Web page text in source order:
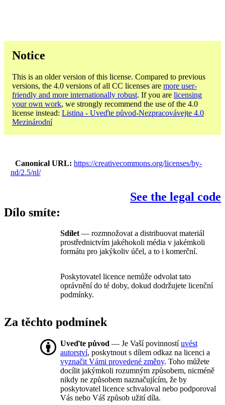
Notice
This is an older version of this license. Compared to previous
versions, the 4.0 versions of all CC licenses are more user-
friendly and more internationally robust. If you are licensing
your own work, we strongly recommend the use of the 4.0
license instead: Listina - Uveďte původ-Nezpracovávejte 4.0
Mezinárodní
Canonical URL
https://creativecommons.org/licenses/by-
nd/2.5/nl/
See the legal code
Dílo smíte:
Sdílet— rozmnožovat a distribuovat materiál
prostřednictvím jakéhokoli média v jakémkoli
formátu pro jakýkoliv účel, a to i komerční.
Poskytovatel licence nemůže odvolat tato
oprávnění do té doby, dokud dodržujete licenční
podmínky.
Za těchto podmínek
Uveďte původ — Je Vaší povinnostíuvést
autorství, poskytnout s dílem odkaz na licenci a
vyznačit Vámi provedené změny. Toho můžete
docílit jakýmkoli rozumným způsobem, nicméně
nikdy ne způsobem naznačujícím, že by
poskytovatel licence schvaloval nebo podporoval
Vás nebo Váš způsob užití díla.